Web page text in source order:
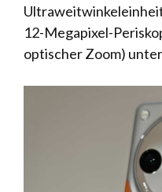
12-Megapixel-
optischer Zoom)